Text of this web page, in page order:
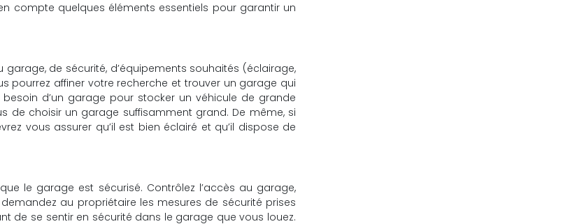
compte quelques éléments essentiels pour garantir un
de sécurité, d’équipements souhaités (éclairage,
pourrez affiner votre recherche et trouver un garage qui
d’un garage pour stocker un véhicule de grande
de choisir un garage suffisamment grand. De même, si
vous assurer qu’il est bien éclairé et qu’il dispose de
le garage est sécurisé. Contrôlez l’accès au garage,
au propriétaire les mesures de sécurité prises
de se sentir en sécurité dans le garage que vous louez.